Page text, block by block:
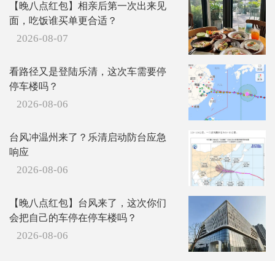
【晚八点红包】相亲后第一次出来见
面，吃饭谁买单更合适？
2026-08-07
看路径又是登陆乐清，这次车需要停
停车楼吗？
2026-08-06
台风冲温州来了？乐清启动防台应急
响应
2026-08-06
【晚八点红包】台风来了，这次你们
会把自己的车停在停车楼吗？
2026-08-06